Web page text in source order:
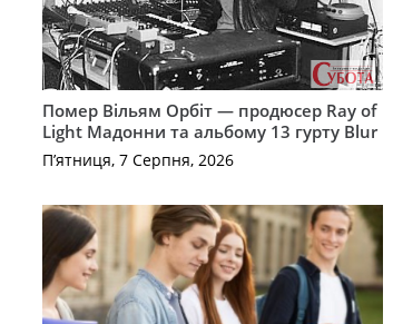
Помер Вільям Орбіт — продюсер Ray of
Light Мадонни та альбому 13 гурту Blur
П’ятниця, 7 Серпня, 2026